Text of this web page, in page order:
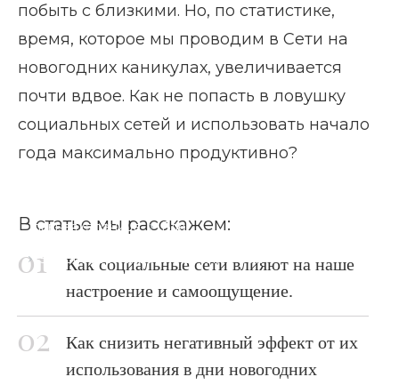
Главная страница
Блог
5 способов сократить время в Сети
побыть с близкими. Но, по статистике,
время, которое мы проводим в Сети на
новогодних каникулах, увеличивается
почти вдвое. Как не попасть в ловушку
социальных сетей и использовать начало
года максимально продуктивно?
В статье мы расскажем:
Как социальные сети влияют на наше
настроение и самоощущение.
Как снизить негативный эффект от их
использования в дни новогодних